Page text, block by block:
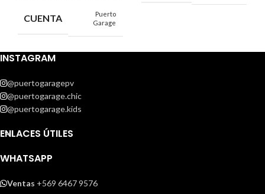
CUENTA
Puerto
Garage
INSTAGRAM
@puertogaragepv
@puertogarage.chic
@puertogarage.kids
ENLACES ÚTILES
WHATSAPP
Ventas +569 6467 9576